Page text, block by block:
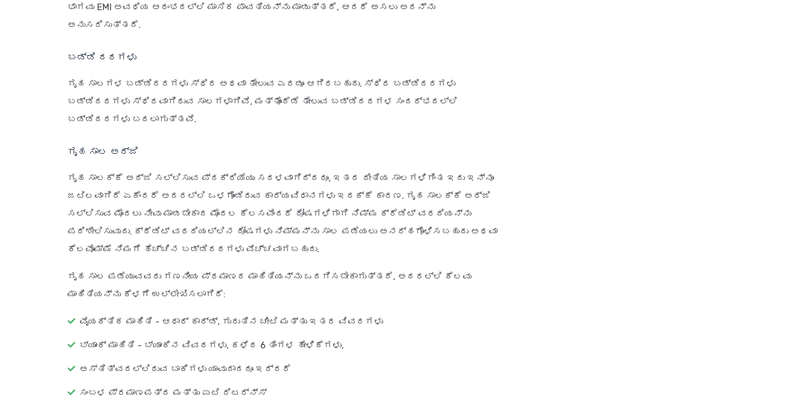
ಭಾಗವು EMI ಅವಧಿಯ ಆರಂಭದಲ್ಲಿ ಮಾಸಿಕ ಪಾವತಿಯನ್ನು ಮಾಡುತ್ತದೆ, ಆದರೆ ಅಸಲು ಅದನ್ನು
ಅನುಸರಿಸುತ್ತದೆ.
ಬಡ್ಡಿ ದರಗಳು
ಗೃಹ ಸಾಲಗಳ ಬಡ್ಡಿದರಗಳು ಸ್ಥಿರ ಅಥವಾ ತೇಲುವ ಎರಡೂ ಆಗಿರಬಹುದು. ಸ್ಥಿರ ಬಡ್ಡಿದರಗಳು
ಬಡ್ಡಿದರಗಳು ಸ್ಥಿರವಾಗಿರುವ ಸಾಲಗಳಾಗಿವೆ, ಮತ್ತೊಂದೆಡೆ ತೇಲುವ ಬಡ್ಡಿದರಗಳ ಸಂದರ್ಭದಲ್ಲಿ
ಬಡ್ಡಿದರಗಳು ಬದಲಾಗುತ್ತವೆ.
ಗೃಹ ಸಾಲ ಅರ್ಜಿ
ಗೃಹ ಸಾಲಕ್ಕೆ ಅರ್ಜಿ ಸಲ್ಲಿಸುವ ಪ್ರಕ್ರಿಯೆಯು ಸರಳವಾಗಿದ್ದರೂ, ಇತರ ರೀತಿಯ ಸಾಲಗಳಿಗಿಂತ ಇದು ಇನ್ನೂ
ಜಟಿಲವಾಗಿದೆ ಏಕೆಂದರೆ ಅದರಲ್ಲಿ ಒಳಗೊಂಡಿರುವ ಕಾರ್ಯವಿಧಾನಗಳು ಇದಕ್ಕೆ ಕಾರಣ. ಗೃಹ ಸಾಲಕ್ಕೆ ಅರ್ಜಿ
ಸಲ್ಲಿಸುವ ಮೊದಲು ನೀವು ಮಾಡಬೇಕಾದ ಮೊದಲ ಕೆಲಸವೆಂದರೆ ದೋಷಗಳಿಗಾಗಿ ನಿಮ್ಮ ಕ್ರೆಡಿಟ್ ವರದಿಯನ್ನು
ಪರಿಶೀಲಿಸುವುದು. ಕ್ರೆಡಿಟ್ ವರದಿಯಲ್ಲಿನ ದೋಷಗಳು ನಿಮ್ಮನ್ನು ಸಾಲ ಪಡೆಯಲು ಅನರ್ಹಗೊಳಿಸಬಹುದು ಅಥವಾ
ಕೆಲವೊಮ್ಮೆ ನಿಮಗೆ ಹೆಚ್ಚಿನ ಬಡ್ಡಿದರಗಳು ವೆಚ್ಚವಾಗಬಹುದು.
ಗೃಹ ಸಾಲ ಪಡೆಯುವವರು ಗಣನೀಯ ಪ್ರಮಾಣದ ಮಾಹಿತಿಯನ್ನು ಒದಗಿಸಬೇಕಾಗುತ್ತದೆ, ಅದರಲ್ಲಿ ಕೆಲವು
ಮಾಹಿತಿಯನ್ನು ಕೆಳಗೆ ಉಲ್ಲೇಖಿಸಲಾಗಿದೆ:
ವೈಯಕ್ತಿಕ ಮಾಹಿತಿ - ಆಧಾರ್ ಕಾರ್ಡ್, ಗುರುತಿನ ಚೀಟಿ ಮತ್ತು ಇತರ ವಿವರಗಳು
ಬ್ಯಾಂಕ್ ಮಾಹಿತಿ - ಬ್ಯಾಂಕಿನ ವಿವರಗಳು, ಕಳೆದ 6 ತಿಂಗಳ ಹೇಳಿಕೆಗಳು,
ಅಸ್ತಿತ್ವದಲ್ಲಿರುವ ಬಾಕಿಗಳು ಯಾವುದಾದರೂ ಇದ್ದರೆ
ಸಂಬಳ ಪ್ರಮಾಣಪತ್ರ ಮತ್ತು ಐಟಿ ರಿಟರ್ನ್ಸ್